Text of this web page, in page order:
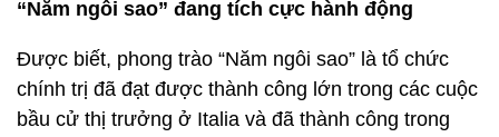
“Năm ngôi sao” đang tích cực hành động
Được biết, phong trào “Năm ngôi sao” là tổ chức
chính trị đã đạt được thành công lớn trong các cuộc
bầu cử thị trưởng ở Italia và đã thành công trong